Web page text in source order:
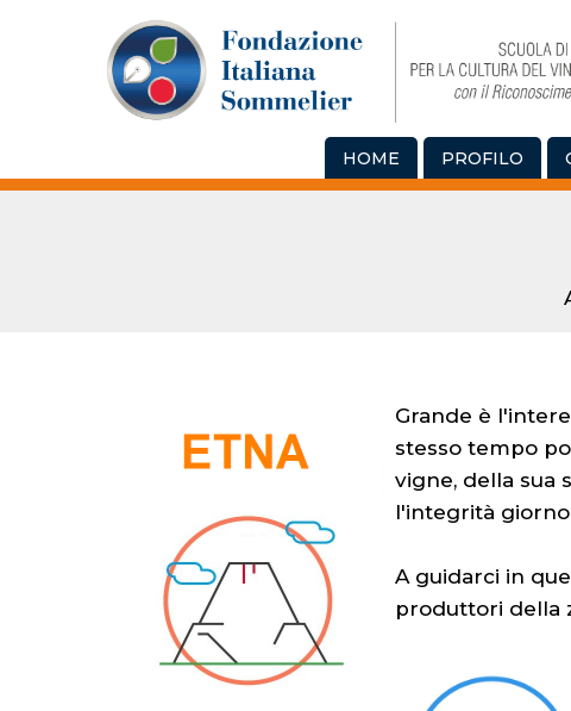
HOME PROFILO
Grande è
stesso tempo
vigne, della sua
l'integrità
A guidarci in
produttori della